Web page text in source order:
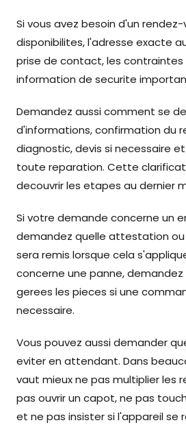
Si vous avez besoin d'un
disponibilites, l'adresse exacte
prise de contact, les
information de securite
Demandez aussi comment se
d'informations, confirmation du
diagnostic, devis si necessaire
toute reparation. Cette
decouvrir les etapes au dernier
Si votre demande concerne un
demandez quelle attestation
sera remis lorsque cela
concerne une panne,
gerees les pieces si une
necessaire.
Vous pouvez aussi demander
eviter en attendant. Dans
vaut mieux ne pas multiplier les
pas ouvrir un capot, ne pas
et ne pas insister si l'appareil se